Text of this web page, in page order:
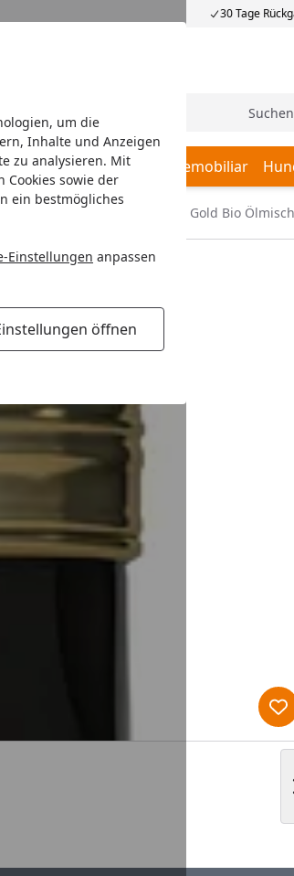
um die
Inhalte und Anzeigen
zu analysieren. Mit
sowie der
ein bestmögliches
Einstellungen anpassen
öffnen
30 Tage
Suche
Hundeschlafplätze Hundemobiliar
Dog's Love Natural Gold Bio